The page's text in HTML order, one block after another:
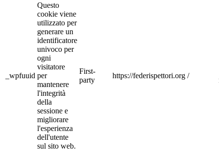
_wpfuuid
Questo
cookie viene
utilizzato per
generare un
identificatore
univoco per
ogni
visitatore
per
mantenere
l'integrità
della
sessione e
migliorare
l'esperienza
dell'utente
sul sito web.
First-
party
https://federispettori.org /